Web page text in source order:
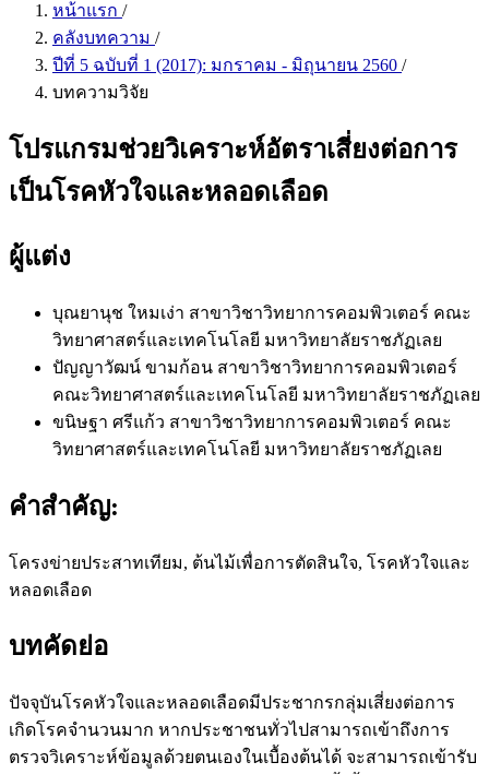
หน้าแรก /
คลังบทความ /
ปีที่ 5 ฉบับที่ 1 (2017): มกราคม - มิถุนายน 2560 /
บทความวิจัย
โปรแกรมช่วยวิเคราะห์อัตราเสี่ยงต่อการ
เป็นโรคหัวใจและหลอดเลือด
ผู้แต่ง
บุณยานุช ใหมเง่า สาขาวิชาวิทยาการคอมพิวเตอร์ คณะ
วิทยาศาสตร์และเทคโนโลยี มหาวิทยาลัยราชภัฏเลย
ปัญญาวัฒน์ ขามก้อน สาขาวิชาวิทยาการคอมพิวเตอร์
คณะวิทยาศาสตร์และเทคโนโลยี มหาวิทยาลัยราชภัฏเลย
ขนิษฐา ศรีแก้ว สาขาวิชาวิทยาการคอมพิวเตอร์ คณะ
วิทยาศาสตร์และเทคโนโลยี มหาวิทยาลัยราชภัฏเลย
คำสำคัญ:
โครงข่ายประสาทเทียม, ต้นไม้เพื่อการตัดสินใจ, โรคหัวใจและ
หลอดเลือด
บทคัดย่อ
ปัจจุบันโรคหัวใจและหลอดเลือดมีประชากรกลุ่มเสี่ยงต่อการ
เกิดโรคจำนวนมาก หากประชาชนทั่วไปสามารถเข้าถึงการ
ตรวจวิเคราะห์ข้อมูลด้วยตนเองในเบื้องต้นได้ จะสามารถเข้ารับ